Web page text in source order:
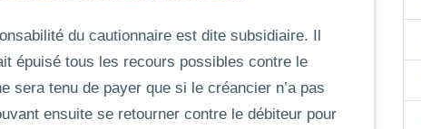
du cautionnaire est dite subsidiaire. Il
épuisé tous les recours possibles contre le
sera tenu de payer que si le créancier n’a pas
ensuite se retourner contre le débiteur pour